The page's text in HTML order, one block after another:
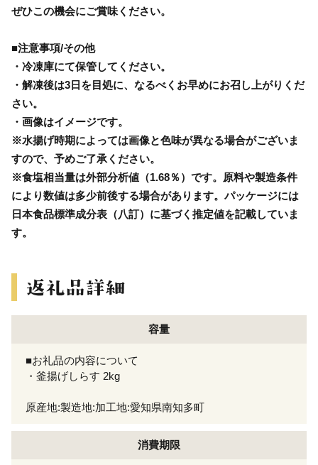
ぜひこの機会にご賞味ください。
■注意事項/その他
・冷凍庫にて保管してください。
・解凍後は3日を目処に、なるべくお早めにお召し上がりくだ
さい。
・画像はイメージです。
※水揚げ時期によっては画像と色味が異なる場合がございま
すので、予めご了承ください。
※食塩相当量は外部分析値（1.68％）です。原料や製造条件
により数値は多少前後する場合があります。パッケージには
日本食品標準成分表（八訂）に基づく推定値を記載していま
す。
容量
■お礼品の内容について
・釜揚げしらす 2kg
原産地:製造地:加工地:愛知県南知多町
消費期限